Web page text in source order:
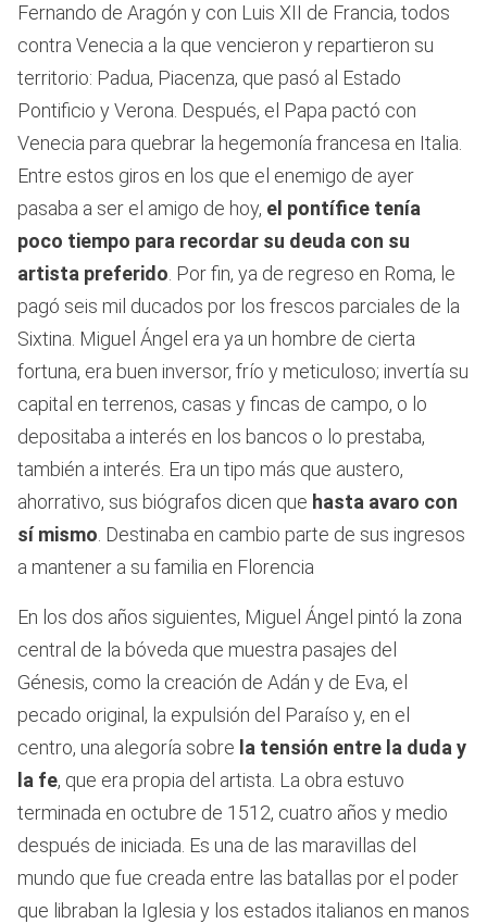
Fernando de Aragón y con Luis XII de Francia, todos
contra Venecia a la que vencieron y repartieron su
territorio: Padua, Piacenza, que pasó al Estado
Pontificio y Verona. Después, el Papa pactó con
Venecia para quebrar la hegemonía francesa en Italia.
Entre estos giros en los que el enemigo de ayer
pasaba a ser el amigo de hoy, el pontífice tenía
poco tiempo para recordar su deuda con su
artista preferido . Por fin, ya de regreso en Roma, le
pagó seis mil ducados por los frescos parciales de la
Sixtina. Miguel Ángel era ya un hombre de cierta
fortuna, era buen inversor, frío y meticuloso; invertía su
capital en terrenos, casas y fincas de campo, o lo
depositaba a interés en los bancos o lo prestaba,
también a interés. Era un tipo más que austero,
ahorrativo, sus biógrafos dicen que hasta avaro con
sí mismo . Destinaba en cambio parte de sus ingresos
a mantener a su familia en Florencia
En los dos años siguientes, Miguel Ángel pintó la zona
central de la bóveda que muestra pasajes del
Génesis, como la creación de Adán y de Eva, el
pecado original, la expulsión del Paraíso y, en el
centro, una alegoría sobre la tensión entre la duda y
la fe, que era propia del artista. La obra estuvo
terminada en octubre de 1512, cuatro años y medio
después de iniciada. Es una de las maravillas del
mundo que fue creada entre las batallas por el poder
que libraban la Iglesia y los estados italianos en manos